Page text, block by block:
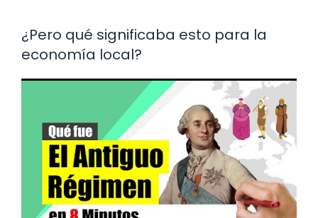
¿Pero qué significaba esto para la
economía local?